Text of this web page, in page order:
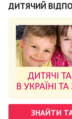
ДИТЯЧИЙ
ЗНАЙТИ